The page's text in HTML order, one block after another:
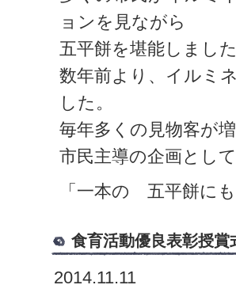
ョンを見ながら
五平餅を堪能しまし
数年前より、イルミ
した。
毎年多くの見物客が
市民主導の企画とし
「一本の 五平餅に
食育活動優良表彰授
2014.11.11